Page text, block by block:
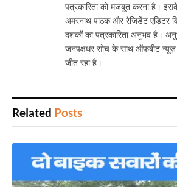
पत्रकारिता को मजबूत करना है।
अमरनाथ पाठक और रेजिडेंट एडिटर
दशकों का पत्रकारिता अनुभव है।
जनपक्षधर सोच के साथ ऑफबीट न्यूज़
जीत रहा है।
Related Posts